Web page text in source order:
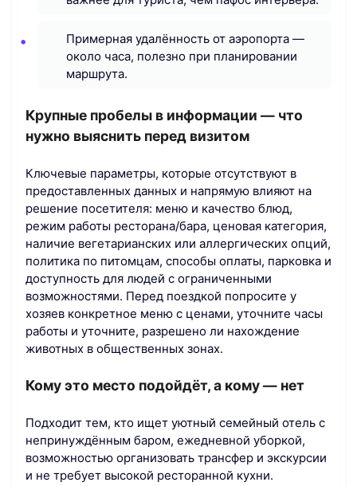
Примерная удалённость от аэропорта —
около часа, полезно при планировании
маршрута.
Крупные пробелы в информации — что
нужно выяснить перед визитом
Ключевые параметры, которые отсутствуют в
предоставленных данных и напрямую влияют на
решение посетителя: меню и качество блюд,
режим работы ресторана/бара, ценовая категория,
наличие вегетарианских или аллергических опций,
политика по питомцам, способы оплаты, парковка и
доступность для людей с ограниченными
возможностями. Перед поездкой попросите у
хозяев конкретное меню с ценами, уточните часы
работы и уточните, разрешено ли нахождение
животных в общественных зонах.
Кому это место подойдёт, а кому — нет
Подходит тем, кто ищет уютный семейный отель с
непринуждённым баром, ежедневной уборкой,
возможностью организовать трансфер и экскурсии
и не требует высокой ресторанной кухни.